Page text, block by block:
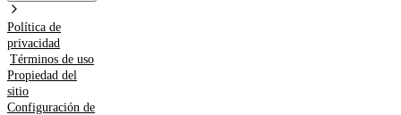
Política de
privacidad
Términos de uso
Propiedad del
sitio
Configuración de